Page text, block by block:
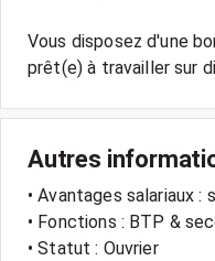
Vous disposez d'une
prêt(e) à travailler sur
Autres
• Avantages salariaux :
• Fonctions : BTP &
• Statut : Ouvrier